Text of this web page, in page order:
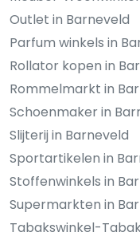
Outlet in Barneveld
Parfum winkels in
Rollator kopen in
Rommelmarkt in
Schoenmaker in
Slijterij in Barneveld
Sportartikelen in
Stoffenwinkels in
Supermarkten in
Tabakswinkel-